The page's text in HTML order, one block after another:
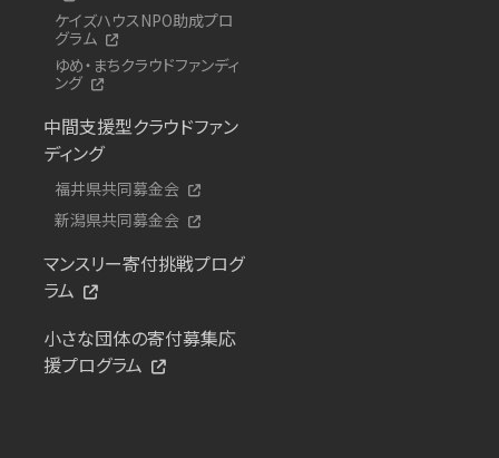
ケイズハウスNPO助成プロ
グラム
ゆめ・まちクラウドファンディ
ング
中間支援型クラウドファン
ディング
福井県共同募金会
新潟県共同募金会
マンスリー寄付挑戦プログ
ラム
小さな団体の寄付募集応
援プログラム